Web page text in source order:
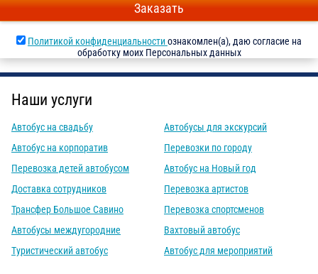
Заказать
Политикой конфиденциальностиознакомлен(а), даю согласие на
обработку моих Персональных данных
Наши услуги
Автобус на свадьбу
Автобус на корпоратив
Перевозка детей автобусом
Доставка сотрудников
Трансфер Большое Савино
Автобусы междугородние
Туристический автобус
Автобусы для экскурсий
Перевозки по городу
Автобус на Новый год
Перевозка артистов
Перевозка спортсменов
Вахтовый автобус
Автобус для мероприятий